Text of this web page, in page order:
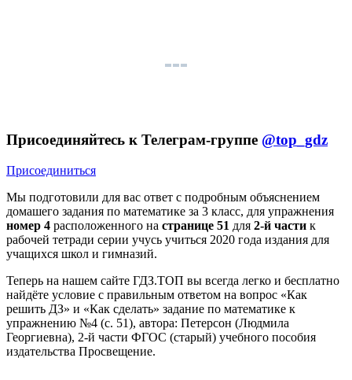
Присоединяйтесь к Телеграм-группе @top_gdz
Присоединиться
Мы подготовили для вас ответ c подробным объяснением
домашего задания по математике за 3 класс, для упражнения
номер 4 расположенного на странице 51 для 2-й части к
рабочей тетради серии учусь учиться 2020 года издания для
учащихся школ и гимназий.
Теперь на нашем сайте ГДЗ.ТОП вы всегда легко и бесплатно
найдёте условие с правильным ответом на вопрос «Как
решить ДЗ» и «Как сделать» задание по математике к
упражнению №4 (с. 51), автора: Петерсон (Людмила
Георгиевна), 2-й части ФГОС (старый) учебного пособия
издательства Просвещение.